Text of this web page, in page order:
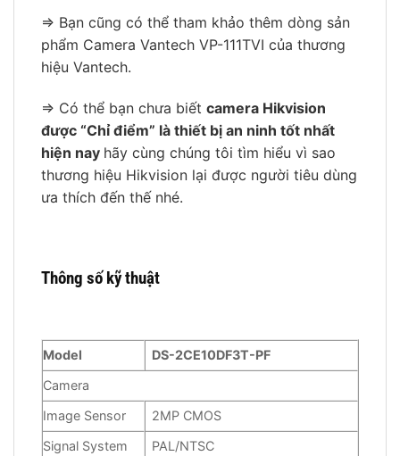
=> Bạn cũng có thể tham khảo thêm dòng sản
phẩm Camera Vantech VP-111TVI của thương
hiệu Vantech.
=> Có thể bạn chưa biết camera Hikvision
được “Chỉ điểm” là thiết bị an ninh tốt nhất
hiện nay hãy cùng chúng tôi tìm hiểu vì sao
thương hiệu Hikvision lại được người tiêu dùng
ưa thích đến thế nhé.
Thông số kỹ thuật
Model
DS-2CE10DF3T-PF
Camera
Image Sensor
2MP CMOS
Signal System
PAL/NTSC